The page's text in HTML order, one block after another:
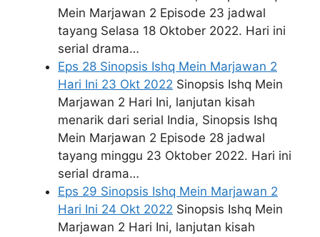
Mein Marjawan 2 Episode 23 jadwal
tayang Selasa 18 Oktober 2022. Hari ini
serial drama…
Eps 28 Sinopsis Ishq Mein Marjawan 2
Hari Ini 23 Okt 2022 Sinopsis Ishq Mein
Marjawan 2 Hari Ini, lanjutan kisah
menarik dari serial India, Sinopsis Ishq
Mein Marjawan 2 Episode 28 jadwal
tayang minggu 23 Oktober 2022. Hari ini
serial drama…
Eps 29 Sinopsis Ishq Mein Marjawan 2
Hari Ini 24 Okt 2022 Sinopsis Ishq Mein
Marjawan 2 Hari Ini, lanjutan kisah